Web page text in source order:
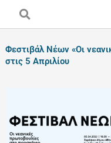
Φεστιβάλ Νέων «Οι
στις 5 Απριλίου